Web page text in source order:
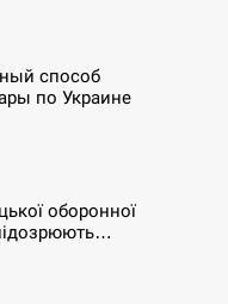
способ
по Украине
оборонної